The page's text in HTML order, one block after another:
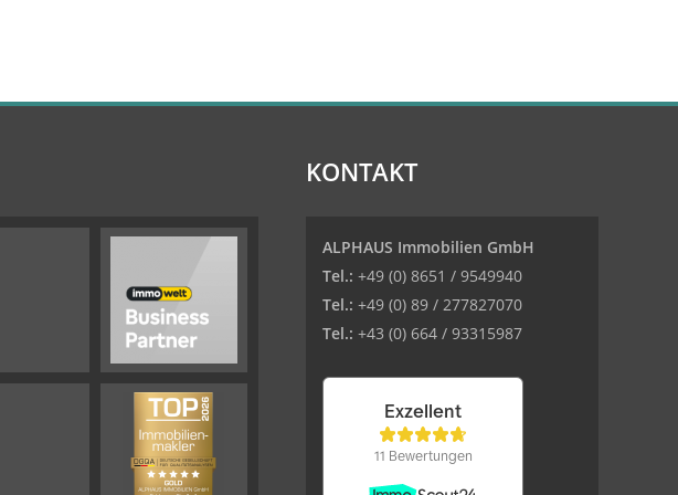
KONTAKT
ALPHAUS Immobilien GmbH
Tel.: +49 (0) 8651 / 9549940
Tel.: +49 (0) 89 / 277827070
Tel.: +43 (0) 664 / 93315987